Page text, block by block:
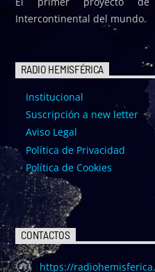
Intercontinental del mundo.
RADIO HEMISFÉRICA
Institucional
Suscripción a new letter
Aviso Legal
Política de Privacidad
Política de Cookies
CONTACTOS
https://